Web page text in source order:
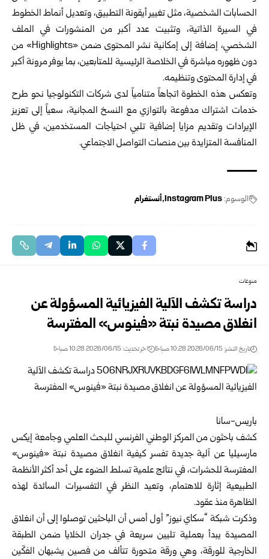
الحسابات الشخصية، مثل تغيير أيقونة التطبيق، وتعديل أنماط الخطوط
في السيرة الذاتية، وتثبيت عدد أكبر من المنشورات في الملف
الشخصي، إضافة إلى إمكانية نشر المحتوى ضمن «Highlights» من
دون ظهوره مباشرة في الخلاصة الرئيسية للمتابعين، بما يوفر مرونة أكبر
في إدارة المحتوى وتنظيمه.
وتعكس هذه الخطوة اتجاهاً متنامياً لدى شركات التكنولوجيا نحو طرح
خدمات اشتراك مدفوعة بالتوازي مع النسخ المجانية، سعياً إلى تعزيز
الإيرادات وتقديم مزايا إضافية تلبي احتياجات المستخدمين، في ظل
المنافسة المتزايدة بين منصات التواصل الاجتماعي.
الوسوم:Instagram Plus أنستغرام
منوعات
دراسة تكشف الآلية الفيزيائية المسؤولة عن
انغلاق مصيدة نبتة «فينوس» المفترسة
تاريخ النشر: 2026/06/15 10:28 صباحًا اخر تحديث: 2026/06/15 10:28 صباحًا
باريس-سانا
كشف باحثون من المركز الوطني الفرنسي للبحث العلمي وجامعة إيكس
مارسيليا عن آلية جديدة تفسر كيفية انغلاق مصيدة نبتة «فينوس»
المفترسة للحشرات، في نتائج علمية تسلط الضوء على أحد أكثر الأنظمة
الطبيعية إثارة للاهتمام، وتعيد النظر في التفسيرات السائدة لهذه
الظاهرة منذ عقود.
وذكرت شبكة “سكاي نيوز” أول أمس أن الباحثين توصلوا إلى أن انغلاق
المصيدة يبدأ بعملية تليين سريعة في جدران الخلايا ضمن الطبقة
الخارجية للورقة، وهي ورقة متحورة تتألف من فصين يشبهان الفكّين